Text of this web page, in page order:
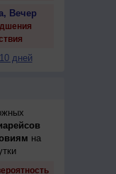
Вечер
дней
на